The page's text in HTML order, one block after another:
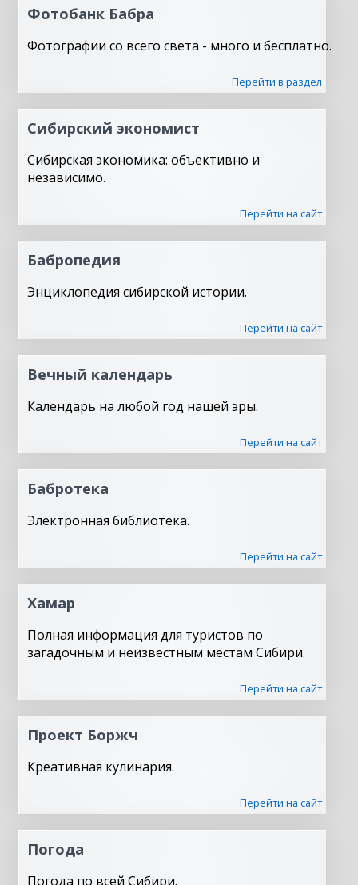
Фотобанк Бабра
Фотографии со всего света - много и бесплатно.
Перейти в раздел
Сибирский экономист
Сибирская экономика: объективно и
независимо.
Перейти на сайт
Бабропедия
Энциклопедия сибирской истории.
Перейти на сайт
Вечный календарь
Календарь на любой год нашей эры.
Перейти на сайт
Бабротека
Электронная библиотека.
Перейти на сайт
Хамар
Полная информация для туристов по
загадочным и неизвестным местам Сибири.
Перейти на сайт
Проект Боржч
Креативная кулинария.
Перейти на сайт
Погода
Погода по всей Сибири.